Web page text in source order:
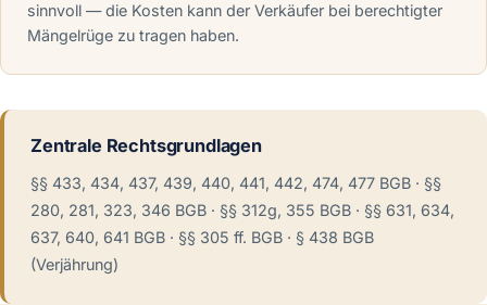
sinnvoll — die Kosten kann der Verkäufer bei berechtigter
Mängelrüge zu tragen haben.
Zentrale Rechtsgrundlagen
§§ 433, 434, 437, 439, 440, 441, 442, 474, 477 BGB · §§
280, 281, 323, 346 BGB · §§ 312g, 355 BGB · §§ 631, 634,
637, 640, 641 BGB · §§ 305 ff. BGB · § 438 BGB
(Verjährung)